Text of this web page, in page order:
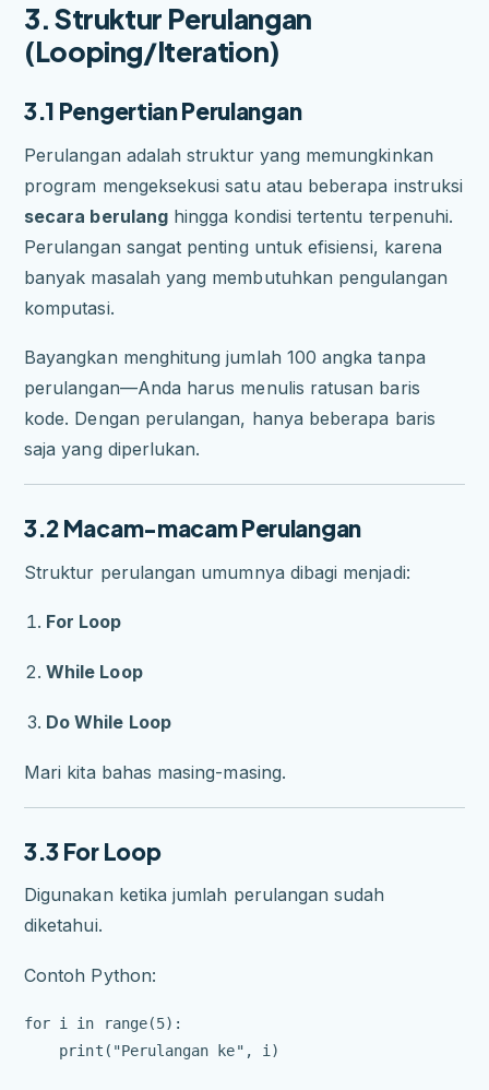
3. Struktur Perulangan
(Looping/Iteration)
3.1 Pengertian Perulangan
Perulangan adalah struktur yang memungkinkan
program mengeksekusi satu atau beberapa instruksi
secara berulanghingga kondisi tertentu terpenuhi.
Perulangan sangat penting untuk efisiensi, karena
banyak masalah yang membutuhkan pengulangan
komputasi.
Bayangkan menghitung jumlah 100 angka tanpa
perulangan—Anda harus menulis ratusan baris
kode. Dengan perulangan, hanya beberapa baris
saja yang diperlukan.
3.2 Macam-macam Perulangan
Struktur perulangan umumnya dibagi menjadi:
For Loop
While Loop
Do While Loop
Mari kita bahas masing-masing.
3.3 For Loop
Digunakan ketika jumlah perulangan sudah
diketahui.
Contoh Python:
for i in range(5):